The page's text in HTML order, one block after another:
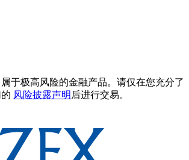
于极高风险的金融产品。请仅在您充分了
风险披露声明 后进行交易。